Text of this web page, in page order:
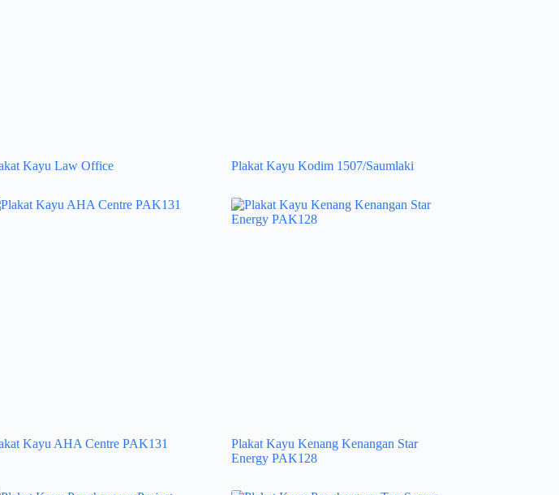
Kayu Law Office Plakat Kayu Kodim 1507/Saumlaki
Kayu AHA Centre PAK131
Plakat Kayu Kenang Kenangan Star
Energy PAK128